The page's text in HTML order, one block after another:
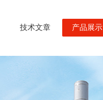
技术文章 产品展示